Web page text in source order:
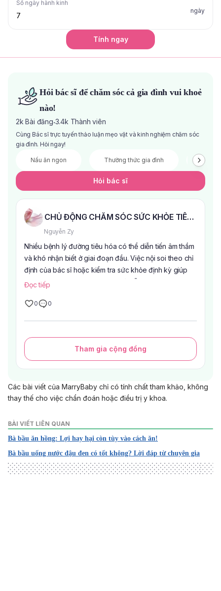
Số ngày hành kinh
ngày
Tính ngay
Hỏi bác sĩ để chăm sóc cả gia đình vui khoẻ
nào!
2k Bài đăng·3.4k Thành viên
Cùng Bác sĩ trực tuyến thảo luận mẹo vặt và kinh nghiệm chăm sóc
gia đình. Hỏi ngay!
Nấu ăn ngon Thường thức gia đình Đầu
Hỏi bác sĩ
CHỦ ĐỘNG CHĂM SÓC SỨC KHỎE TIÊU HÓA
Nguyễn Zy
Nhiều bệnh lý đường tiêu hóa có thể diễn tiến âm thầm
và khó nhận biết ở giai đoạn đầu. Việc nội soi theo chỉ
định của bác sĩ hoặc kiểm tra sức khỏe định kỳ giúp
theo dõi tình trạng hệ tiêu hóa và hỗ trợ phát hiện sớm
Tại Bệnh viện Âu Cơ, dịch vụ Nội soi tiêu hóa không
Tích hợp Trí tuệ nhân tạo (AI) hỗ trợ bác sĩ trong quá
trình quan sát hình ảnh nội soi
chuyên môn
Đội ngũ bác sĩ giàu kinh nghiệm
trường hợp như có triệu chứng đường tiêu hóa, cần
kiểm tra theo dõi hoặc tầm soát theo độ tuổi và yếu tố
Đọc tiếp
0 0
Tham gia cộng đồng
Các bài viết của MarryBaby chỉ có tính chất tham khảo, không
thay thế cho việc chẩn đoán hoặc điều trị y khoa.
BÀI VIẾT LIÊN QUAN
Bà bầu ăn hồng: Lợi hay hại còn tùy vào cách ăn!
Bà bầu uống nước đậu đen có tốt không? Lời đáp từ chuyên gia